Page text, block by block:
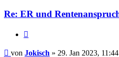
Re: ER und
Beitrag
von Jokisch » 29. Jan 2023, 11:44